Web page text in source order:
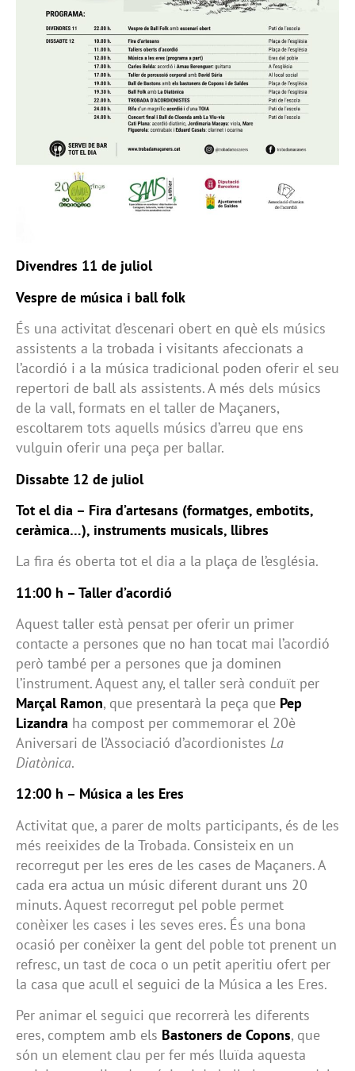
Divendres 11 de juliol
Vespre de música i ball folk
És una activitat d’escenari obert en què els músics
assistents a la trobada i visitants afeccionats a
l’acordió i a la música tradicional poden oferir el seu
repertori de ball als assistents. A més dels músics
de la vall, formats en el taller de Maçaners,
escoltarem tots aquells músics d’arreu que ens
vulguin oferir una peça per ballar.
Dissabte 12 de juliol
Tot el dia – Fira d’artesans (formatges, embotits,
ceràmica…), instruments musicals, llibres
La fira és oberta tot el dia a la plaça de l’església.
11:00 h – Taller d’acordió
Aquest taller està pensat per oferir un primer
contacte a persones que no han tocat mai l’acordió
però també per a persones que ja dominen
l’instrument. Aquest any, el taller serà conduït per
Marçal Ramon, que presentarà la peça que Pep
Lizandra ha compost per commemorar el 20è
Aniversari de l’Associació d’acordionistes La
Diatònica.
12:00 h – Música a les Eres
Activitat que, a parer de molts participants, és de les
més reeixides de la Trobada. Consisteix en un
recorregut per les eres de les cases de Maçaners. A
cada era actua un músic diferent durant uns 20
minuts. Aquest recorregut pel poble permet
conèixer les cases i les seves eres. És una bona
ocasió per conèixer la gent del poble tot prenent un
refresc, un tast de coca o un petit aperitiu ofert per
la casa que acull el seguici de la Música a les Eres.
Per animar el seguici que recorrerà les diferents
eres, comptem amb els Bastoners de Copons, que
són un element clau per fer més lluïda aquesta